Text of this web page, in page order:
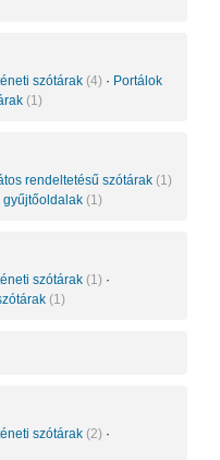
szótárak (4) · Portálok
(1)
rendeltetésű szótárak (1)
gyűjtőoldalak (1)
szótárak (1) ·
(1)
szótárak (2) ·